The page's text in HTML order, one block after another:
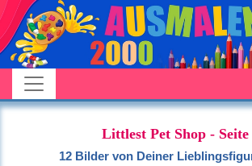
Littlest Pet Shop - Seite
12 Bilder von Deiner